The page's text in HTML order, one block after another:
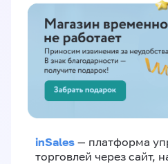
inSales — платформа
торговлей через сайт,